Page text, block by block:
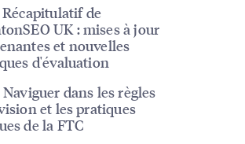
Récapitulatif de
UK : mises à jour
et nouvelles
d'évaluation
Naviguer dans les règles
et les pratiques
de la FTC